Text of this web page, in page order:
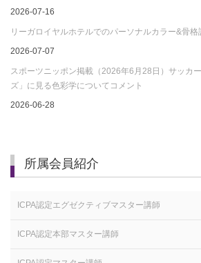
2026-07-16
リーガロイヤルホテルでのパーソナルカラー&骨
2026-07-07
スポーツニッポン掲載（2026年6月28日）サッカ
ズ」に見る色彩学についてコメント
2026-06-28
所属会員紹介
ICPA認定エグゼクティブマスター講師
ICPA認定本部マスター講師